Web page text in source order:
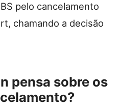
pelo cancelamento
chamando a decisão
pensa sobre os